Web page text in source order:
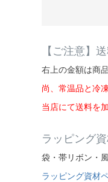
【ご注意】
右上の金額は商
尚、常温品と冷
当店にて送料を
ラッピング
袋・帯リボン・
ラッピング資材